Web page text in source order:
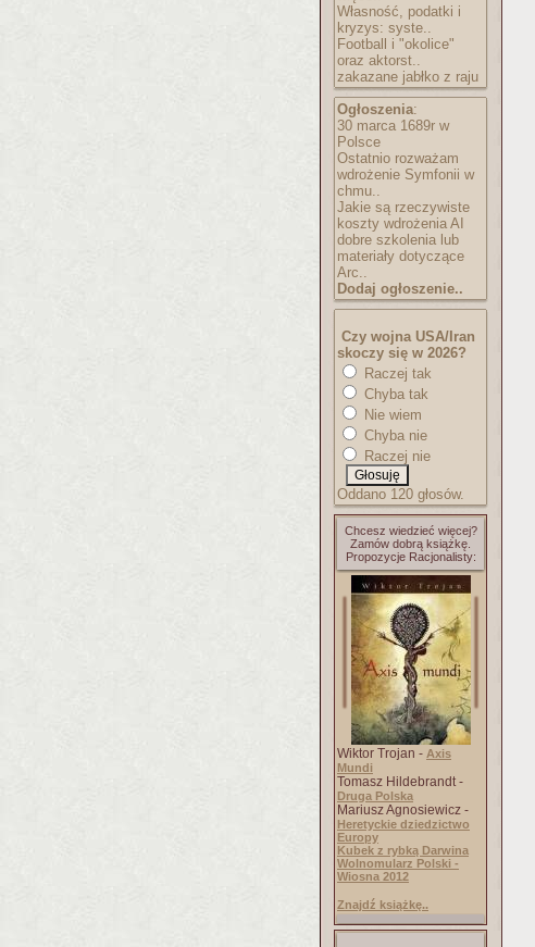
Własność, podatki i
kryzys: syste..
Football i "okolice"
oraz aktorst..
zakazane jabłko z raju
Ogłoszenia:
30 marca 1689r w
Polsce
Ostatnio rozważam
wdrożenie Symfonii w
chmu..
Jakie są rzeczywiste
koszty wdrożenia AI
dobre szkolenia lub
materiały dotyczące
Arc..
Dodaj ogłoszenie..
Czy wojna USA/Iran
skoczy się w 2026?
Raczej tak
Chyba tak
Nie wiem
Chyba nie
Raczej nie
Oddano 120 głosów.
Chcesz wiedzieć więcej?
Zamów dobrą książkę.
Propozycje Racjonalisty:
Wiktor Trojan - Axis
Mundi
Tomasz Hildebrandt -
Druga Polska
Mariusz Agnosiewicz -
Heretyckie dziedzictwo
Europy
Kubek z rybką Darwina
Wolnomularz Polski -
Wiosna 2012
Znajdź książkę..